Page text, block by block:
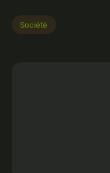
Société